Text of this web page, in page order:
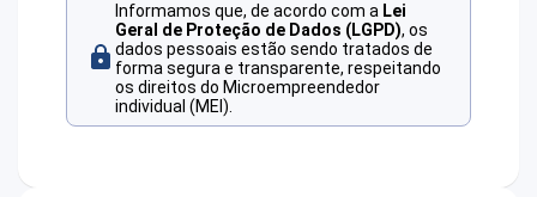
Informamos que, de acordo com a Lei
Geral de Proteção de Dados (LGPD), os
dados pessoais estão sendo tratados de
forma segura e transparente, respeitando
os direitos do Microempreendedor
individual (MEI).